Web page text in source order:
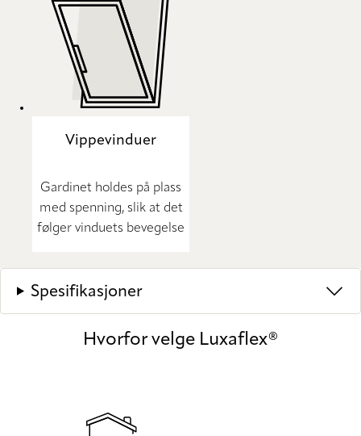
Vippevinduer
Gardinet holdes på plass
med spenning, slik at det
følger vinduets bevegelse
Spesifikasjoner
Hvorfor velge Luxaflex®